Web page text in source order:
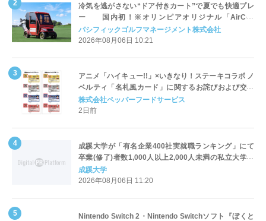
冷気を逃がさない“ドア付きカート”で夏でも快適プレ
ー 国内初！※オリンピアオリジナル「AirCon
Cart（エアコンカート）」導入 | ＰＧＭ
パシフィックゴルフマネージメント株式会社
2026年08月06日 10:21
アニメ「ハイキュー!!」×いきなり！ステーキコラボ ノ
ベルティ「名札風カード」に関するお詫びおよび交換
対応についてのご案内
株式会社ペッパーフードサービス
2日前
成蹊大学が「有名企業400社実就職ランキング」にて
卒業(修了)者数1,000人以上2,000人未満の私立大学で
全国第1位を獲得！～実就職率は26.5%（前年比＋
4.3pt）に伸長、東京の私立大学でも10位にランクイン
成蹊大学
2026年08月06日 11:20
Nintendo Switch 2・Nintendo Switchソフト『ぼくと